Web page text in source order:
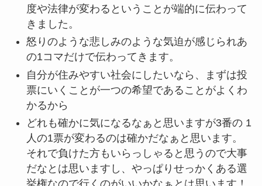
度や法律が変わるということが端的に伝わって
きました。
怒りのような悲しみのような気迫が感じられあ
の1コマだけで伝わってきます。
自分が住みやすい社会にしたいなら、まずは投
票にいくことが一つの希望であることがよくわ
かるから
どれも確かに気になるなぁと思いますが3番の 1
人の1票が変わるのは確かだなぁと思います。
それで負けた方もいらっしゃると思うので大事
だなとは思いますし、やっぱりせっかくある選